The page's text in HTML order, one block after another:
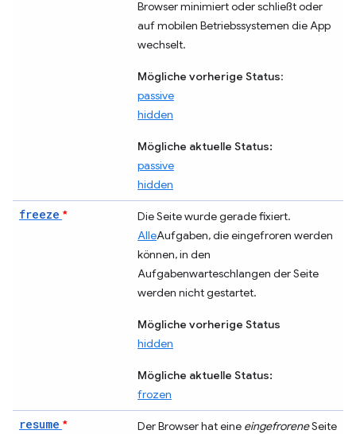
Browser minimiert oder schließt oder
auf mobilen Betriebssystemen die App
wechselt.
Mögliche vorherige Status:
passive
hidden
Mögliche aktuelle Status:
passive
hidden
freeze *
Die Seite wurde gerade fixiert.
AlleAufgaben, die eingefroren werden
können, in den
Aufgabenwarteschlangen der Seite
werden nicht gestartet.
Mögliche vorherige Status
hidden
Mögliche aktuelle Status:
frozen
resume * Der Browser hat eine eingefroreneSeite